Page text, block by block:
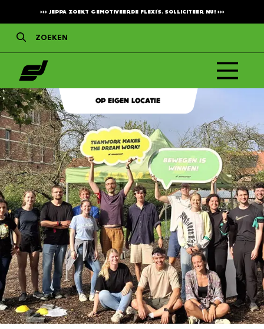
>>> JEPPA ZOEKT GEMOTIVEERDE FLEXI'S. SOLLICITEER NU!>>>
OP EIGEN LOCATIE